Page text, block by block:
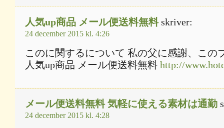
人気up商品 メール便送料無料 skriver:
24 december 2015 kl. 4:26
このに関するについて 私の父に感謝、この
人気up商品 メール便送料無料 http://
メール便送料無料 気軽に使える素材は通勤
24 december 2015 kl. 4:28